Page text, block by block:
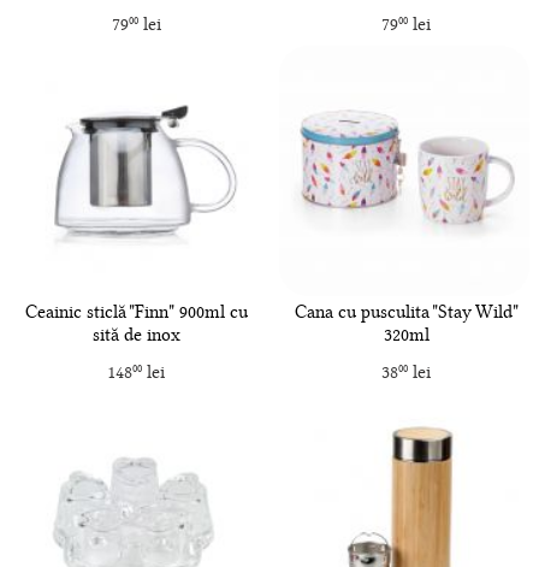
7900lei
7900lei
Ceainic sticlă "Finn" 900ml cu
sită de inox
14800 lei
Cana cu pusculita "Stay Wild"
320ml
3800lei